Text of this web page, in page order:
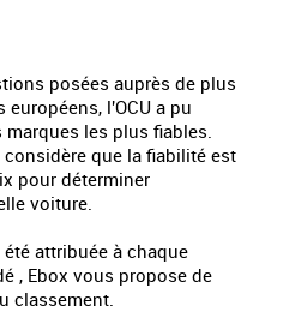
posées auprès de plus
l'OCU a pu
les plus fiables.
que la fiabilité est
pour déterminer
voiture.
attribuée à chaque
, Ebox vous propose de
classement.